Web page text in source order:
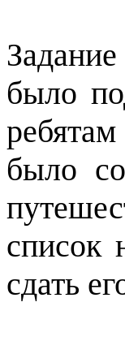
было
было
список
сдать